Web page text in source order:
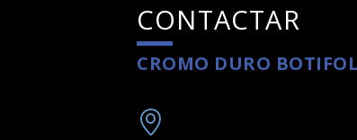
CONTACTAR
CROMO DURO